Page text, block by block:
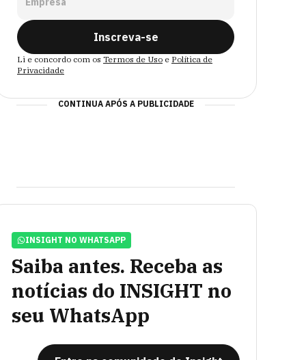
Inscreva-se
Li e concordo com os Termos de Uso e Política de
Privacidade
CONTINUA APÓS A PUBLICIDADE
INSIGHT NO WHATSAPP
Saiba antes. Receba as
notícias do INSIGHT no
seu WhatsApp